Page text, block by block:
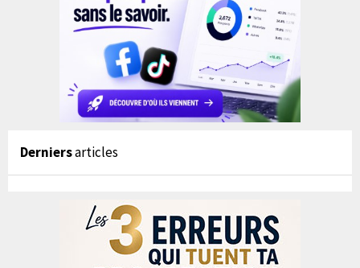
Derniersarticles